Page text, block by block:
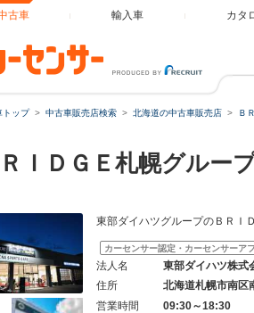
古車 輸入車 カタ
トップ 中古車販売店検索 北海道の中古車販売店 Ｂ
ＲＩＤＧＥ札幌グル
東部ダイハツグループのＢＲＩ
カーセンサー認定・カーセンサーア
法人名
東部ダイハツ株式
住所
北海道札幌市南区
営業時間 09:30～18:30